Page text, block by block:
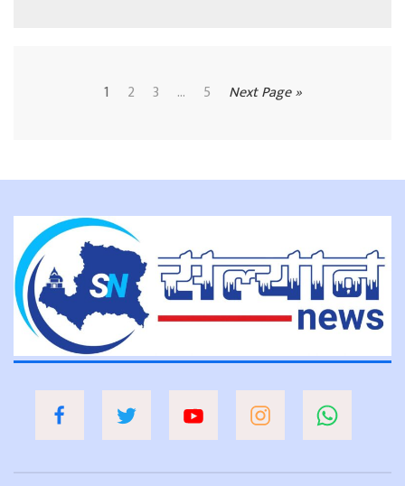
1 2 3 ... 5 Next Page »